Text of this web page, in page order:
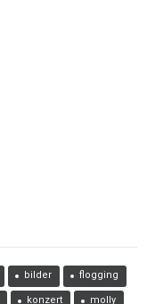
bilder flogging
konzert molly